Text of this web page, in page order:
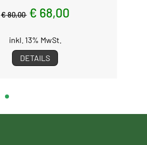
€ 80,00 € 68,00
inkl. 13% MwSt.
DETAILS